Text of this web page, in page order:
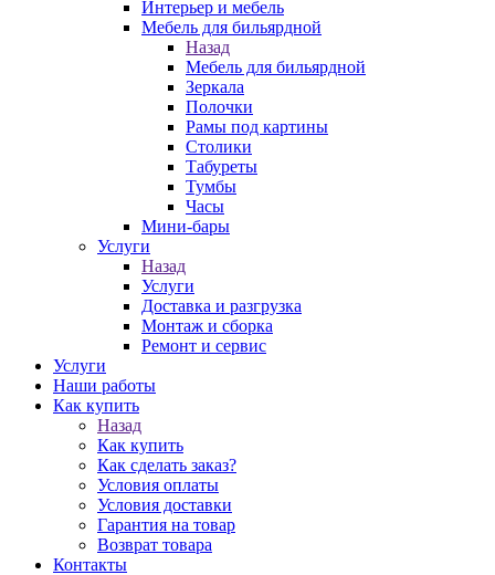
Интерьер и мебель
Мебель для бильярдной
Назад
Мебель для бильярдной
Зеркала
Полочки
Рамы под картины
Столики
Табуреты
Тумбы
Часы
Мини-бары
Услуги
Назад
Услуги
Доставка и разгрузка
Монтаж и сборка
Ремонт и сервис
Услуги
Наши работы
Как купить
Назад
Как купить
Как сделать заказ?
Условия оплаты
Условия доставки
Гарантия на товар
Возврат товара
Контакты